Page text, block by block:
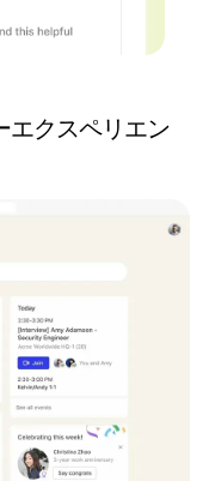
エクスペリエン